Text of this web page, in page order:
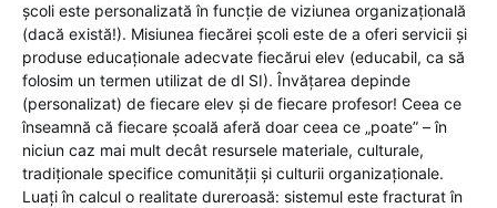
școli este personalizată în funcție de viziunea organizațională
(dacă există!). Misiunea fiecărei școli este de a oferi servicii și
produse educaționale adecvate fiecărui elev (educabil, ca să
folosim un termen utilizat de dl SI). Învățarea depinde
(personalizat) de fiecare elev și de fiecare profesor! Ceea ce
înseamnă că fiecare școală aferă doar ceea ce „poate” – în
niciun caz mai mult decât resursele materiale, culturale,
tradiționale specifice comunității și culturii organizaționale.
Luați în calcul o realitate dureroasă: sistemul este fracturat în